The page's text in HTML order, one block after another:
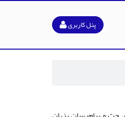
پنل کاربری